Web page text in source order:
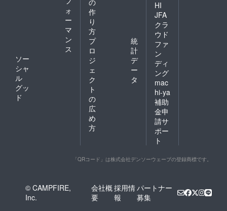
ォ
ー
マ
ン
ス
ソー
シャ
ル
グッ
ド
作
り
方
プ
ロ
ジ
ェ
ク
ト
の
広
め
方
統
計
デ
ー
タ
HI
JFA
クラ
ウド
ファ
ン
ディ
ング
mac
hi-ya
補助
金申
請サ
ポー
ト
「QRコード」は株式会社デンソーウェーブの登録商標です。
© CAMPFIRE,
Inc.
会社概
要
採用情
報
パートナー
募集